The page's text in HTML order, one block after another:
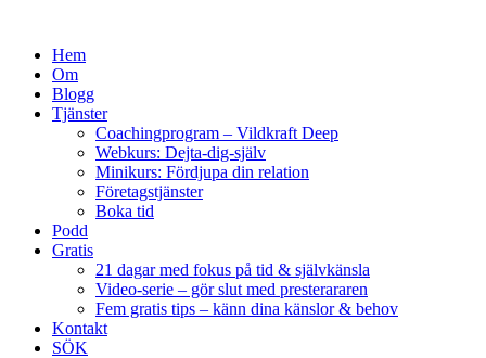
Hem
Om
Blogg
Tjänster
Coachingprogram – Vildkraft Deep
Webkurs: Dejta-dig-själv
Minikurs: Fördjupa din relation
Företagstjänster
Boka tid
Podd
Gratis
21 dagar med fokus på tid & självkänsla
Video-serie – gör slut med presterararen
Fem gratis tips – känn dina känslor & behov
Kontakt
SÖK